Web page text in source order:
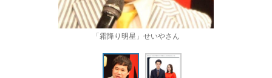
「霜降り明星」せいやさん